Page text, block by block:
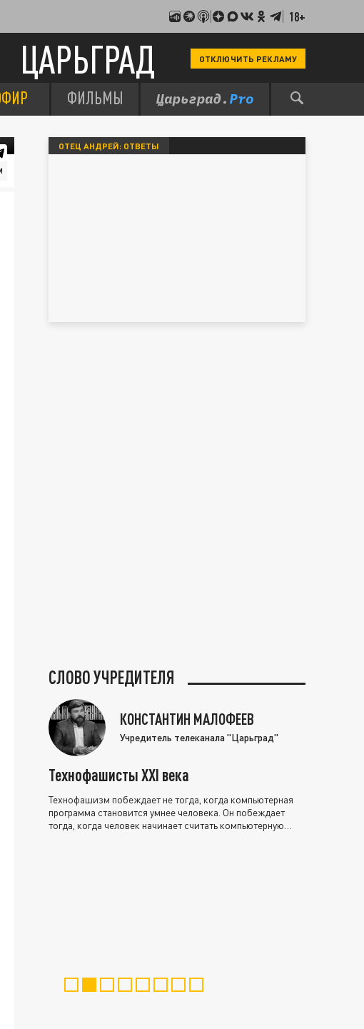
18+
ЦАРЬГРАД ОТКЛЮЧИТЬ РЕКЛАМУ
ФИЛЬМЫ
ОТЕЦ АНДРЕЙ: ОТВЕТЫ
СЛОВО УЧРЕДИТЕЛЯ
КОНСТАНТИН МАЛОФЕЕВ
Учредитель телеканала "Царьград"
Технофашисты XXI века
Технофашизм побеждает не тогда, когда компьютерная
программа становится умнее человека. Он побеждает
тогда, когда человек начинает считать компьютерную